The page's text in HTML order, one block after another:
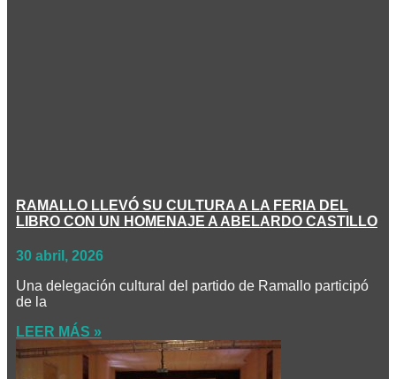
RAMALLO LLEVÓ SU CULTURA A LA FERIA DEL
LIBRO CON UN HOMENAJE A ABELARDO CASTILLO
30 abril, 2026
Una delegación cultural del partido de Ramallo participó
de la
LEER MÁS »